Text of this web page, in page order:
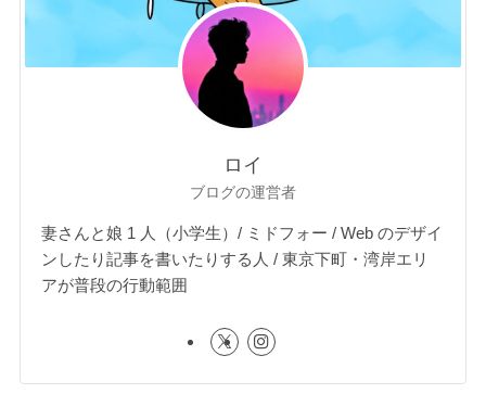
ロイ
ブログの運営者
妻さんと娘 1 人（小学生）/ ミドフォー / Web のデザイ
ンしたり記事を書いたりする人 / 東京下町・湾岸エリ
アが普段の行動範囲